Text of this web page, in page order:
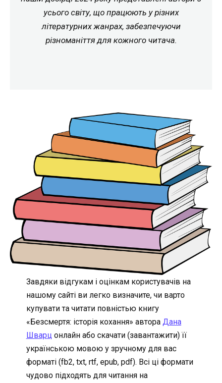
усього світу, що працюють у різних
літературних жанрах, забезпечуючи
різноманіття для кожного читача.
Завдяки відгукам і оцінкам користувачів на
нашому сайті ви легко визначите, чи варто
купувати та читати повністью книгу
«Безсмертя: історія кохання» автора Дана
Шварц онлайн або скачати (завантажити) її
українською мовою у зручному для вас
форматі (fb2, txt, rtf, epub, pdf). Всі ці формати
чудово підходять для читання на